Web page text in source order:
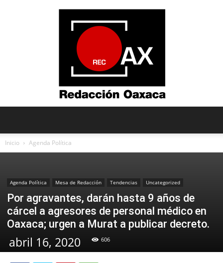
Inicio Agenda Política
Agenda Política Mesa de Redacción Tendencias Uncategorized
Por agravantes, darán hasta 9 años de
cárcel a agresores de personal médico en
Oaxaca; urgen a Murat a publicar decreto.
abril 16, 2020 606